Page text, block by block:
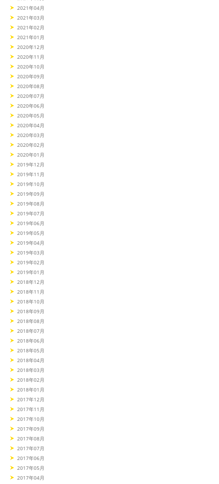
2021年04月
2021年03月
2021年02月
2021年01月
2020年12月
2020年11月
2020年10月
2020年09月
2020年08月
2020年07月
2020年06月
2020年05月
2020年04月
2020年03月
2020年02月
2020年01月
2019年12月
2019年11月
2019年10月
2019年09月
2019年08月
2019年07月
2019年06月
2019年05月
2019年04月
2019年03月
2019年02月
2019年01月
2018年12月
2018年11月
2018年10月
2018年09月
2018年08月
2018年07月
2018年06月
2018年05月
2018年04月
2018年03月
2018年02月
2018年01月
2017年12月
2017年11月
2017年10月
2017年09月
2017年08月
2017年07月
2017年06月
2017年05月
2017年04月